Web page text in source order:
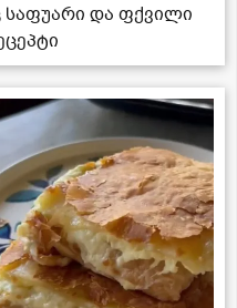
და ფქვილი